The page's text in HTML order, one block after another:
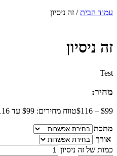
עמוד הבית/ זה ניסיון
זה ניסיון
Test
מחיר:
$99
–
$116 טווח מחירים: ⁦$99⁩ עד ⁦$116⁩
מתכת
אורך
כמות של זה ניסיון